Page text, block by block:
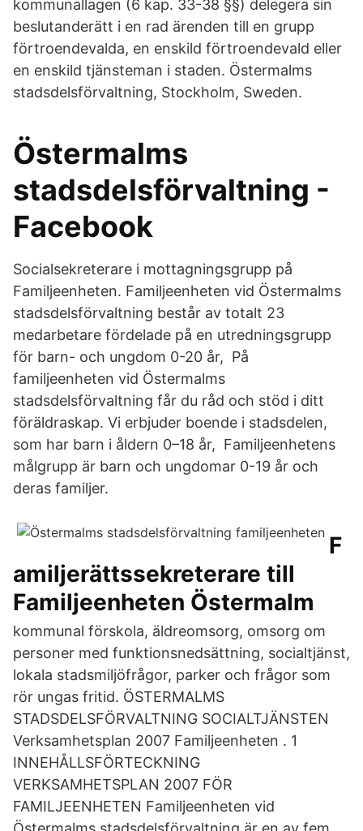
kommunallagen (6 kap. 33-38 §§) delegera sin
beslutanderätt i en rad ärenden till en grupp
förtroendevalda, en enskild förtroendevald eller
en enskild tjänsteman i staden. Östermalms
stadsdelsförvaltning, Stockholm, Sweden.
Östermalms
stadsdelsförvaltning -
Facebook
Socialsekreterare i mottagningsgrupp på
Familjeenheten. Familjeenheten vid Östermalms
stadsdelsförvaltning består av totalt 23
medarbetare fördelade på en utredningsgrupp
för barn- och ungdom 0-20 år, På
familjeenheten vid Östermalms
stadsdelsförvaltning får du råd och stöd i ditt
föräldraskap. Vi erbjuder boende i stadsdelen,
som har barn i åldern 0–18 år, Familjeenhetens
målgrupp är barn och ungdomar 0-19 år och
deras familjer.
F
amiljerättssekreterare till
Familjeenheten Östermalm
kommunal förskola, äldreomsorg, omsorg om
personer med funktionsnedsättning, socialtjänst,
lokala stadsmiljöfrågor, parker och frågor som
rör ungas fritid. ÖSTERMALMS
STADSDELSFÖRVALTNING SOCIALTJÄNSTEN
Verksamhetsplan 2007 Familjeenheten . 1
INNEHÅLLSFÖRTECKNING
VERKSAMHETSPLAN 2007 FÖR
FAMILJEENHETEN Familjeenheten vid